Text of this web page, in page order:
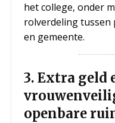
het college, onder
rolverdeling tussen
en gemeente.
3. Extra geld
openbare